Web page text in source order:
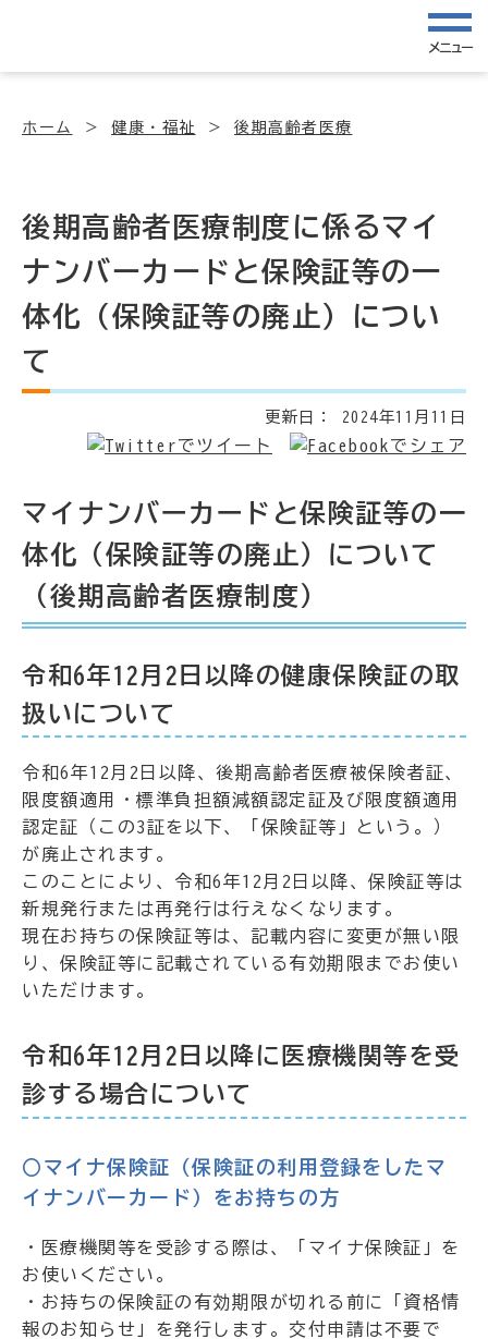
メニュー
ホーム 健康・福祉 後期高齢者医療
後期高齢者医療制度に係るマイ
ナンバーカードと保険証等の一
体化（保険証等の廃止）につい
て
更新日： 2024年11月11日
マイナンバーカードと保険証等の一
体化（保険証等の廃止）について
（後期高齢者医療制度）
令和6年12月2日以降の健康保険証の取
扱いについて
令和6年12月2日以降、後期高齢者医療被保険者証、
限度額適用・標準負担額減額認定証及び限度額適用
認定証（この3証を以下、「保険証等」という。）
が廃止されます。
このことにより、令和6年12月2日以降、保険証等は
新規発行または再発行は行えなくなります。
現在お持ちの保険証等は、記載内容に変更が無い限
り、保険証等に記載されている有効期限までお使い
いただけます。
令和6年12月2日以降に医療機関等を受
診する場合について
○マイナ保険証（保険証の利用登録をしたマ
イナンバーカード）をお持ちの方
・医療機関等を受診する際は、「マイナ保険証」を
お使いください。
・お持ちの保険証の有効期限が切れる前に「資格情
報のお知らせ」を発行します。交付申請は不要で